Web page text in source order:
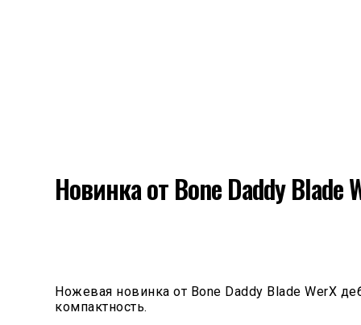
Новинка от Bone Daddy Blade
Ножевая новинка от Bone Daddy Blade WerX
компактность.